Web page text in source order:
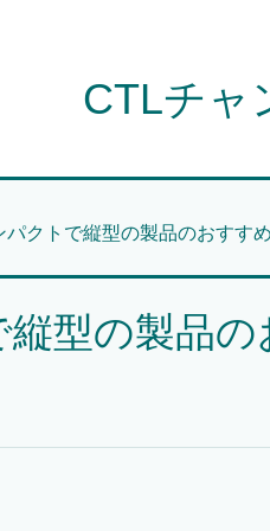
CTLチャ
クトで縦型の製品のおすす
型の製品の